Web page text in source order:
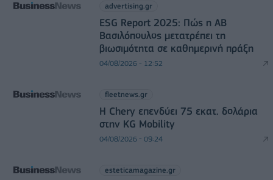
advertising.gr
ESG Report 2025: Πώς η ΑΒ
Βασιλόπουλος μετατρέπει τη
βιωσιμότητα σε καθημερινή πράξη
04/08/2026 - 12:52
fleetnews.gr
Η Chery επενδύει 75 εκατ. δολάρια
στην KG Mobility
04/08/2026 - 09:24
esteticamagazine.gr